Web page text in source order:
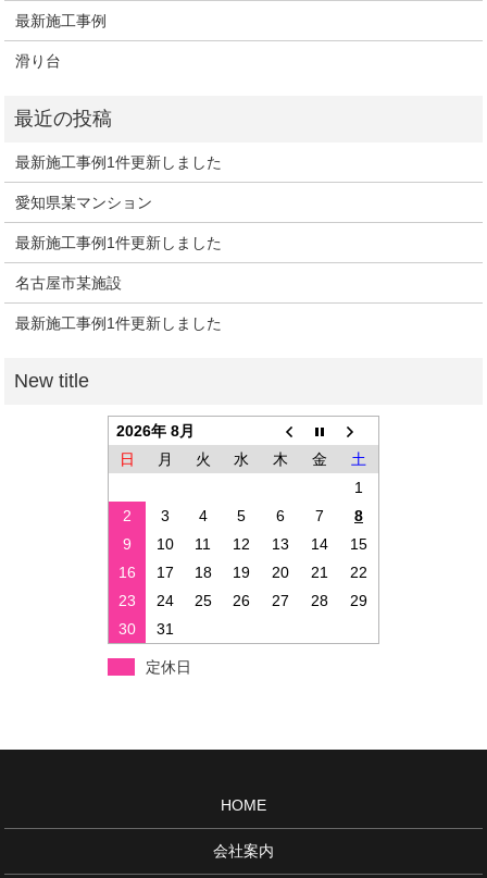
最新施工事例
滑り台
最新施工事例1件更新しました
愛知県某マンション
最新施工事例1件更新しました
名古屋市某施設
最新施工事例1件更新しました
2026年 8月
日
月 火 水 木 金
土
1
2
3 4 5 6 7
8
9
10 11 12 13 14
15
16
17 18 19 20 21
22
23
24 25 26 27 28
29
30
31
定休日
HOME
会社案内